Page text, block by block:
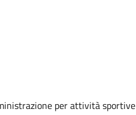
per attività sportive